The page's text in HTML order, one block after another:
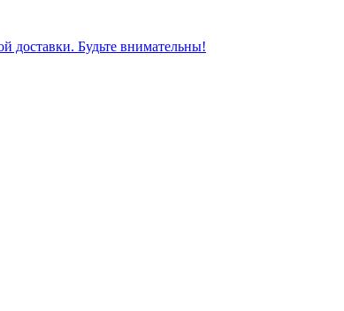
доставки. Будьте внимательны!